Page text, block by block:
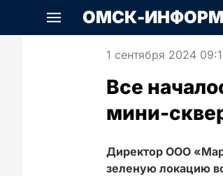
ОМСК-ИНФОРМ
1 сентября 2024
Все
мини-
Директор ООО
зеленую локацию